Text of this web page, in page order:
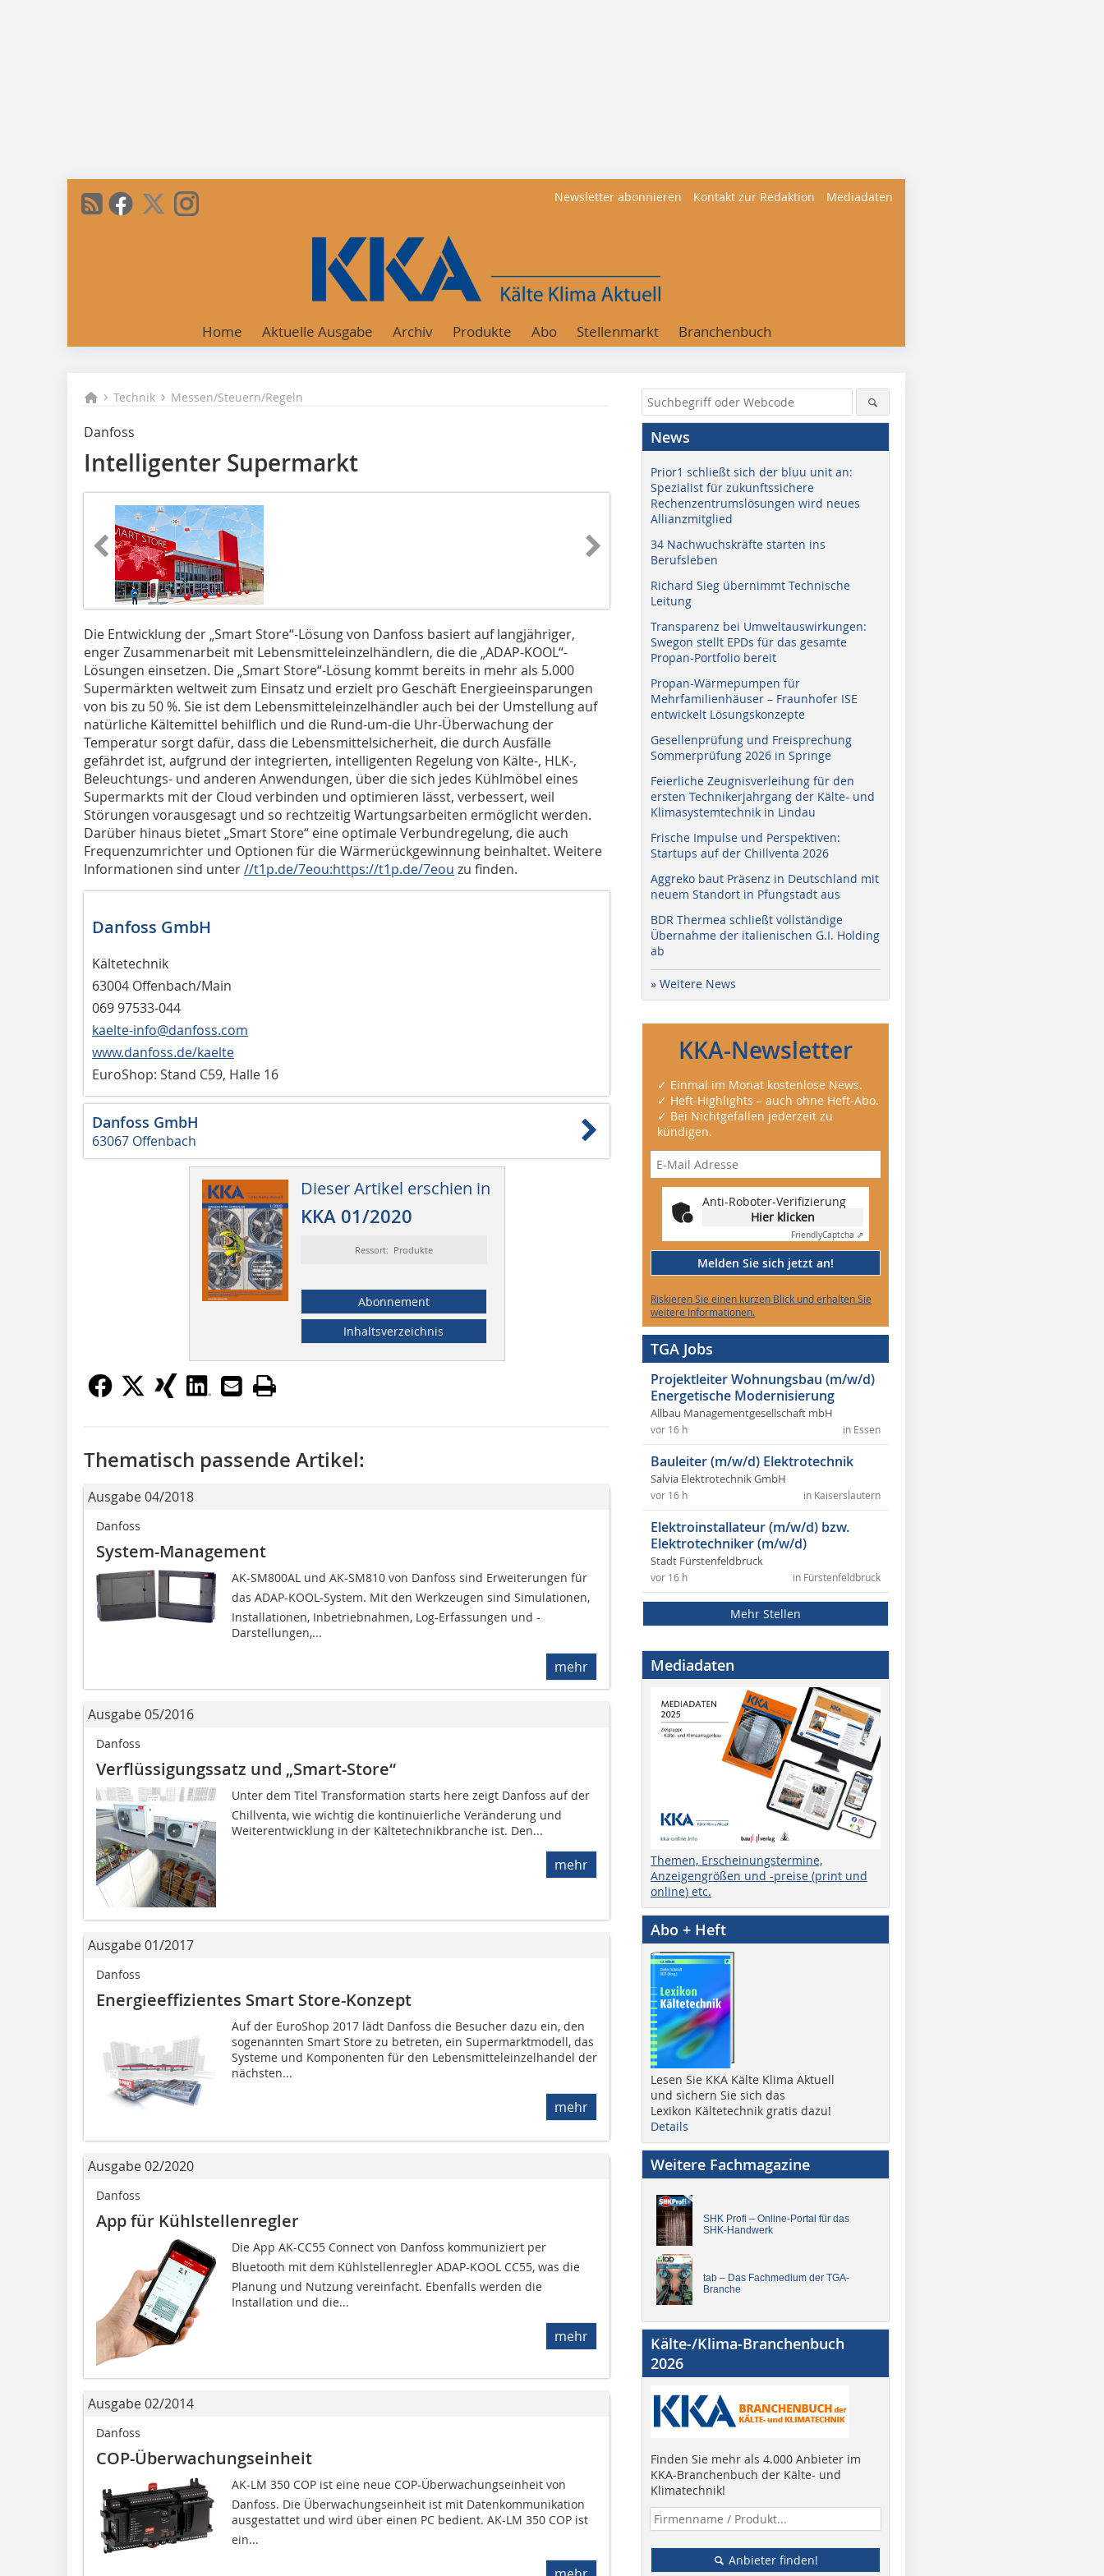
Newsletter abonnieren Kontakt zur Redaktion Mediadaten
Home Aktuelle Ausgabe Archiv Produkte Abo Stellenmarkt Branchenbuch
Technik Messen/Steuern/Regeln
Danfoss
Intelligenter Supermarkt
Die Entwicklung der „Smart Store“-Lösung von Danfoss basiert auf langjähriger,
enger Zusammenarbeit mit Lebensmitteleinzelhändlern, die die „ADAP-KOOL“-
Lösungen einsetzen. Die „Smart Store“-Lösung kommt bereits in mehr als 5.000
Supermärkten weltweit zum Einsatz und erzielt pro Geschäft Energieeinsparungen
von bis zu 50 %. Sie ist dem Lebensmitteleinzelhändler auch bei der Umstellung auf
natürliche Kältemittel behilflich und die Rund-um-die Uhr-Überwachung der
Temperatur sorgt dafür, dass die Lebensmittelsicherheit, die durch Ausfälle
gefährdet ist, aufgrund der integrierten, intelligenten Regelung von Kälte-, HLK-,
Beleuchtungs- und anderen Anwendungen, über die sich jedes Kühlmöbel eines
Supermarkts mit der Cloud verbinden und optimieren lässt, verbessert, weil
Störungen vorausgesagt und so rechtzeitig Wartungsarbeiten ermöglicht werden.
Darüber hinaus bietet „Smart Store“ eine optimale Verbundregelung, die auch
Frequenzumrichter und Optionen für die Wärmerückgewinnung beinhaltet. Weitere
Informationen sind unter//t1p.de/7eou:https://t1p.de/7eou zu finden.
Danfoss GmbH
Kältetechnik
63004 Offenbach/Main
069 97533-044
kaelte-info@danfoss.com
www.danfoss.de/kaelte
EuroShop: Stand C59, Halle 16
Danfoss GmbH
63067 Offenbach
Dieser Artikel erschien in
KKA 01/2020
Ressort: Produkte
Abonnement
Inhaltsverzeichnis
Thematisch passende Artikel:
Ausgabe 04/2018
Danfoss
System-Management
AK-SM800AL und AK-SM810 von Danfoss sind Erweiterungen für
das ADAP-KOOL-System. Mit den Werkzeugen sind Simulationen,
Installationen, Inbetriebnahmen, Log-Erfassungen und -
Darstellungen,...
mehr
Ausgabe 05/2016
Danfoss
Verflüssigungssatz und „Smart-Store“
Unter dem Titel Transformation starts here zeigt Danfoss auf der
Chillventa, wie wichtig die kontinuierliche Veränderung und
Weiterentwicklung in der Kältetechnikbranche ist. Den...
mehr
Ausgabe 01/2017
Danfoss
Energieeffizientes Smart Store-Konzept
Auf der EuroShop 2017 lädt Danfoss die Besucher dazu ein, den
sogenannten Smart Store zu betreten, ein Supermarktmodell, das
Systeme und Komponenten für den Lebensmitteleinzelhandel der
nächsten...
mehr
Ausgabe 02/2020
Danfoss
App für Kühlstellenregler
Die App AK-CC55 Connect von Danfoss kommuniziert per
Bluetooth mit dem Kühlstellenregler ADAP-KOOL CC55, was die
Planung und Nutzung vereinfacht. Ebenfalls werden die
Installation und die...
mehr
Ausgabe 02/2014
Danfoss
COP-Überwachungseinheit
AK-LM 350 COP ist eine neue COP-Überwachungseinheit von
Danfoss. Die Überwachungseinheit ist mit Datenkommunikation
ausgestattet und wird über einen PC bedient. AK-LM 350 COP ist
ein...
News
Prior1 schließt sich der bluu unit an:
Spezialist für zukunftssichere
Rechenzentrumslösungen wird neues
Allianzmitglied
34 Nachwuchskräfte starten ins
Berufsleben
Richard Sieg übernimmt Technische
Leitung
Transparenz bei Umweltauswirkungen:
Swegon stellt EPDs für das gesamte
Propan-Portfolio bereit
Propan-Wärmepumpen für
Mehrfamilienhäuser – Fraunhofer ISE
entwickelt Lösungskonzepte
Gesellenprüfung und Freisprechung
Sommerprüfung 2026 in Springe
Feierliche Zeugnisverleihung für den
ersten Technikerjahrgang der Kälte- und
Klimasystemtechnik in Lindau
Frische Impulse und Perspektiven:
Startups auf der Chillventa 2026
Aggreko baut Präsenz in Deutschland mit
neuem Standort in Pfungstadt aus
BDR Thermea schließt vollständige
Übernahme der italienischen G.I. Holding
ab
» Weitere News
KKA-Newsletter
✓ Einmal im Monat kostenlose News.
✓ Heft-Highlights – auch ohne Heft-Abo.
✓ Bei Nichtgefallen jederzeit zu
kündigen.
Anti-Roboter-Verifizierung
Hier klicken
FriendlyCaptcha ⇗
Melden Sie sich jetzt an!
Riskieren Sie einen kurzen Blick und erhalten Sie
weitere Informationen.
TGA Jobs
Projektleiter Wohnungsbau (m/w/d)
Energetische Modernisierung
Allbau Managementgesellschaft mbH
in Essen
vor 16 h
Bauleiter (m/w/d) Elektrotechnik
Salvia Elektrotechnik GmbH
in Kaiserslautern
vor 16 h
Elektroinstallateur (m/w/d) bzw.
Elektrotechniker (m/w/d)
Stadt Fürstenfeldbruck
in Fürstenfeldbruck
vor 16 h
Mehr Stellen
Mediadaten
Themen, Erscheinungstermine,
Anzeigengrößen und -preise (print und
online) etc.
Abo + Heft
Lesen Sie KKA Kälte Klima Aktuell
und sichern Sie sich das
Lexikon Kältetechnik gratis dazu!
Details
Weitere Fachmagazine
SHK Profi – Online-Portal für das
SHK-Handwerk
tab – Das Fachmedium der TGA-
Branche
Kälte-/Klima-Branchenbuch
2026
Finden Sie mehr als 4.000 Anbieter im
KKA-Branchenbuch der Kälte- und
Klimatechnik!
Anbieter finden!